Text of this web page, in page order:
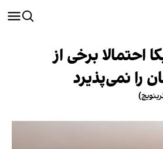
احتمالا برخی از
را نمی‌پذیرد